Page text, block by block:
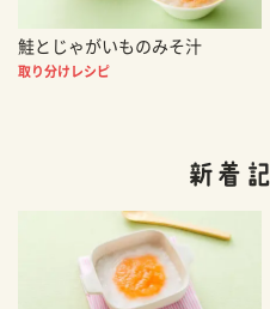
鮭とじゃがいものみそ汁
取り分けレシピ